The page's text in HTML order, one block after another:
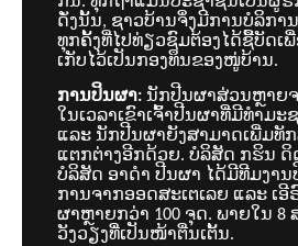
ດັ່ງນັ້ນ, ຊາວບ້ານຈຶ່ງມີການບໍລິກາ
ທຸກຄັ້ງທີ່ໄປທ່ຽວຊົມຕ້ອງໄດ້ຊື້ບັດເ
ເກັບໄວ້ເປັນກອງທຶນຂອງໜູ່ບ້ານ.
ການປິນຜາ: ນັກປີນຜາສ່ວນຫຼາຍ
ໃນເວລາເຂົາເຈົ້າປີນຜາທີ່ມີທຳມະ
ແລະ ນັກປີນຜາຍັງສາມາດເພີ່ມທັ
ແຕກຕ່າງອີກດ້ວຍ. ບໍລິສັດ ກຮິນ ດິ
ບໍລິສັດ ອາດຳ ປີນຜາ ໄດ້ມີທີມງາ
ການຈາກອອດສະເຕເລຍ ແລະ ເອີ
ຜາຫຼາຍກວ່າ 100 ຈຸດ. ພາຍໃນ 8
ວັງວຽງທີ່່ເປັນໜ້າຕື່ນເຕັ້ນ.